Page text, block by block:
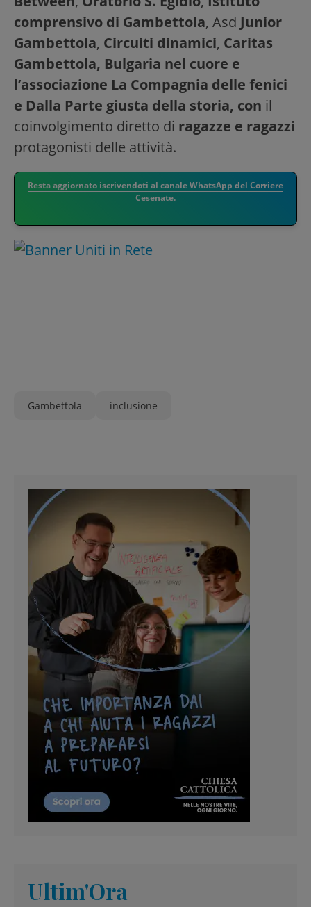
comprensivo di Gambettola, Asd Junior
Gambettola, Circuiti dinamici, Caritas
Gambettola, Bulgaria nel cuore e
l’associazione La Compagnia delle fenici
e Dalla Parte giusta della storia, con il
coinvolgimento diretto di ragazze e ragazzi
protagonisti delle attività.
Resta aggiornato iscrivendoti al canale WhatsApp del Corriere
Cesenate.
Gambettola inclusione
Ultim'Ora